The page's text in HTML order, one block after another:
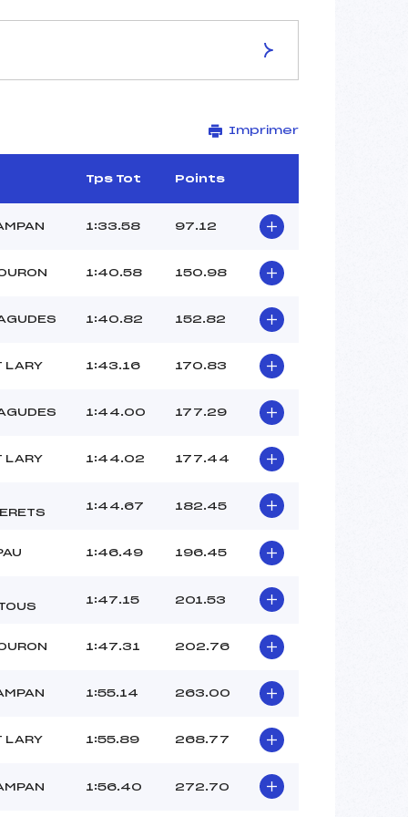
PISTES DES ROCHERS
1590
2928/11/12
53
11H
CLUB ()
-5
Imprimer
Tps Tot Points
1:33.58 97.12
1:40.58 150.98
1:40.82 152.82
LARY 1:43.16 170.83
1:44.00 177.29
LARY 1:44.02 177.44
1:44.67 182.45
1:46.49 196.45
1:47.15 201.53
1:47.31 202.76
1:55.14 263.00
LARY 1:55.89 268.77
1:56.40 272.70